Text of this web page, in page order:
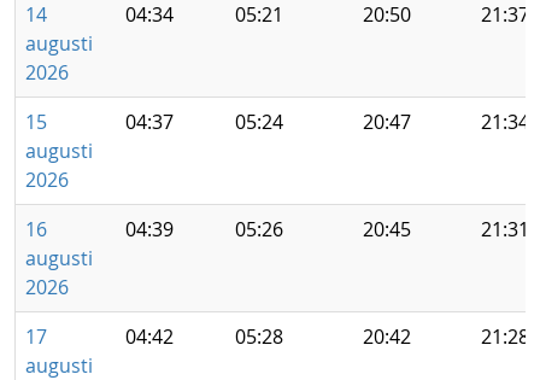
14
augusti
2026
04:34 05:21 20:50 21:37
15
augusti
2026
04:37 05:24 20:47 21:34
16
augusti
2026
04:39 05:26 20:45 21:31
17
augusti
04:42 05:28 20:42 21:28